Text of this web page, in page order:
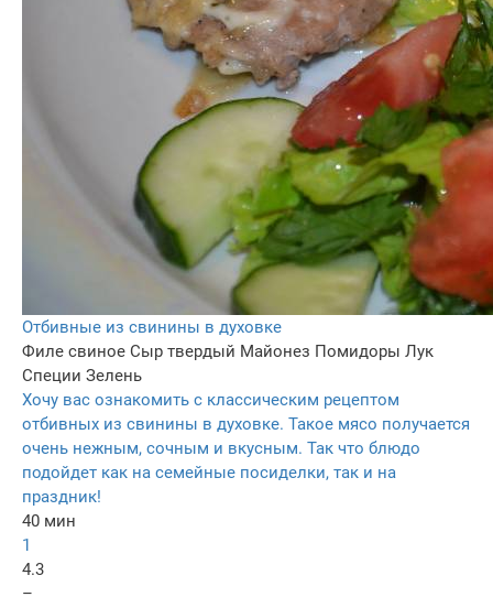
Отбивные из свинины в духовке
Филе свиное Сыр твердый Майонез Помидоры Лук
Специи Зелень
Хочу вас ознакомить с классическим рецептом
отбивных из свинины в духовке. Такое мясо получается
очень нежным, сочным и вкусным. Так что блюдо
подойдет как на семейные посиделки, так и на
праздник!
40 мин
1
4.3